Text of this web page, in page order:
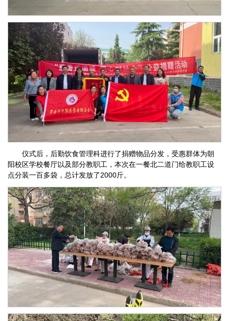
仪式后，后勤饮食管理科进行了捐赠物品分发，受惠群体为朝
阳校区学校餐厅以及部分教职工，本次在一餐北二道门给教职工设
点分装一百多袋，总计发放了2000斤。